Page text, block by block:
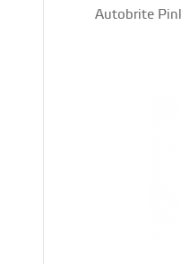
Autobrite